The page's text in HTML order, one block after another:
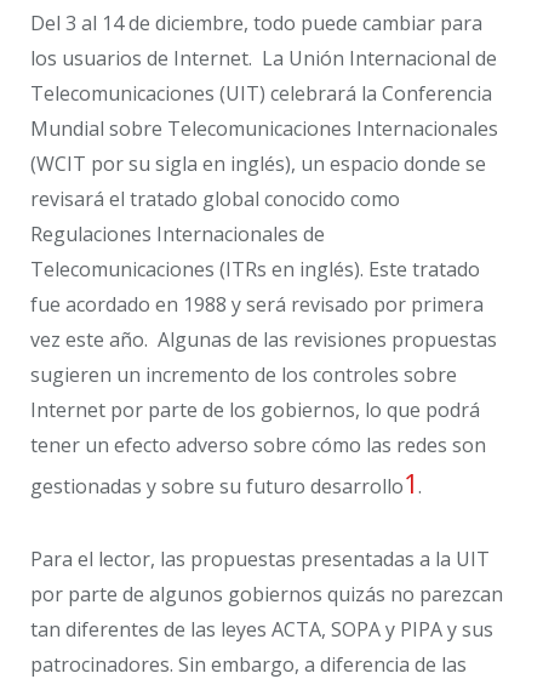
Del 3 al 14 de diciembre, todo puede cambiar para
los usuarios de Internet. La Unión Internacional de
Telecomunicaciones (UIT) celebrará la Conferencia
Mundial sobre Telecomunicaciones Internacionales
(WCIT por su sigla en inglés), un espacio donde se
revisará el tratado global conocido como
Regulaciones Internacionales de
Telecomunicaciones (ITRs en inglés). Este tratado
fue acordado en 1988 y será revisado por primera
vez este año. Algunas de las revisiones propuestas
sugieren un incremento de los controles sobre
Internet por parte de los gobiernos, lo que podrá
tener un efecto adverso sobre cómo las redes son
gestionadas y sobre su futuro desarrollo1.
Para el lector, las propuestas presentadas a la UIT
por parte de algunos gobiernos quizás no parezcan
tan diferentes de las leyes ACTA, SOPA y PIPA y sus
patrocinadores. Sin embargo, a diferencia de las